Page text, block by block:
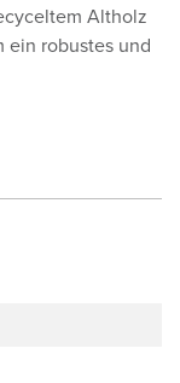
Altholz
ein robustes und